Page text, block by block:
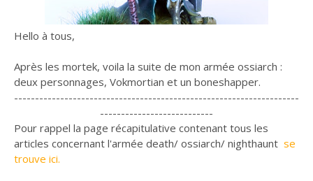
Hello à tous,
Après les mortek, voila la suite de mon armée ossiarch :
deux personnages, Vokmortian et un boneshapper.
--------------------------------------------------------------------
---------------------------
Pour rappel la page récapitulative contenant tous les
articles concernant l'armée death/ ossiarch/ nighthaunt se
trouve ici.